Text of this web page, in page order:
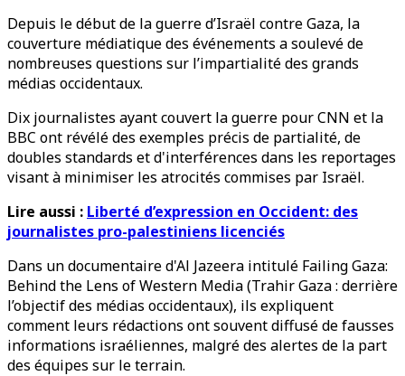
Depuis le début de la guerre d’Israël contre Gaza, la
couverture médiatique des événements a soulevé de
nombreuses questions sur l’impartialité des grands
médias occidentaux.
Dix journalistes ayant couvert la guerre pour CNN et la
BBC ont révélé des exemples précis de partialité, de
doubles standards et d'interférences dans les reportages
visant à minimiser les atrocités commises par Israël.
Lire aussi : Liberté d’expression en Occident: des
journalistes pro-palestiniens licenciés
Dans un documentaire d'Al Jazeera intitulé Failing Gaza:
Behind the Lens of Western Media (Trahir Gaza : derrière
l’objectif des médias occidentaux), ils expliquent
comment leurs rédactions ont souvent diffusé de fausses
informations israéliennes, malgré des alertes de la part
des équipes sur le terrain.